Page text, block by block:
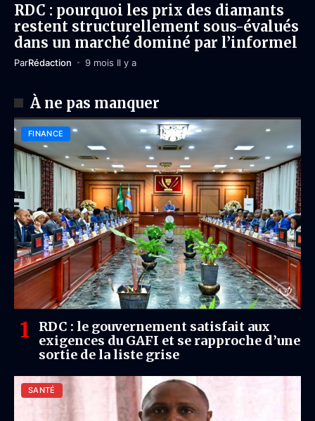
RDC : pourquoi les prix des diamants
restent structurellement sous-évalués
dans un marché dominé par l’informel
ParRédaction 9 mois Il y a
À ne pas manquer
FINANCE
RDC : le gouvernement satisfait aux
exigences du GAFI et se rapproche d’une
sortie de la liste grise
SANTÉ